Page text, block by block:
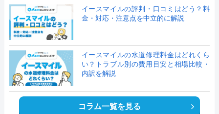
イースマイルの評判・口コミはどう？料
金・対応・注意点を中立的に解説
イースマイルの水道修理料金はどれくら
い？トラブル別の費用目安と相場比較・
内訳を解説
コラム一覧を見る